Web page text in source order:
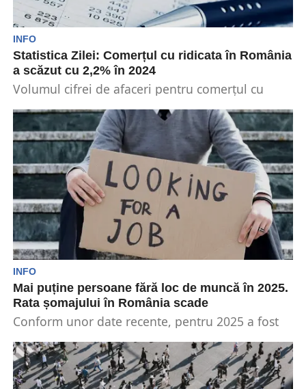
INFO
Statistica Zilei: Comerțul cu ridicata în România
a scăzut cu 2,2% în 2024
Volumul cifrei de afaceri pentru comerțul cu
INFO
Mai puține persoane fără loc de muncă în 2025.
Rata șomajului în România scade
Conform unor date recente, pentru 2025 a fost
al Muncii)...